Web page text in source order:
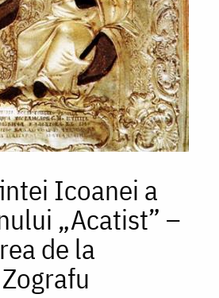
Icoanei a
„Acatist” –
de la